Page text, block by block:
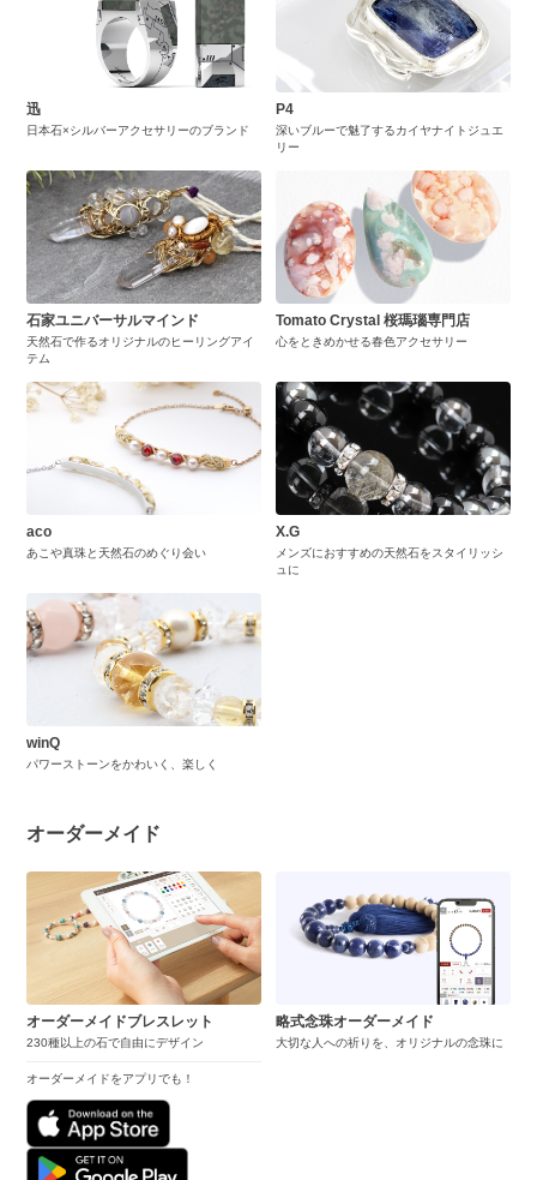
迅
日本石×シルバーアクセサリーのブランド
P4
深いブルーで魅了するカイヤナイトジュエ
リー
石家ユニバーサルマインド
天然石で作るオリジナルのヒーリングアイ
テム
Tomato Crystal 桜瑪瑙専門店
心をときめかせる春色アクセサリー
aco
あこや真珠と天然石のめぐり会い
X.G
メンズにおすすめの天然石をスタイリッシ
ュに
winQ
パワーストーンをかわいく、楽しく
オーダーメイド
オーダーメイドブレスレット
230種以上の石で自由にデザイン
オーダーメイドをアプリでも！
略式念珠オーダーメイド
大切な人への祈りを、オリジナルの念珠に